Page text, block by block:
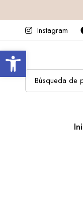
Abrir barra de herramientas
Instagram